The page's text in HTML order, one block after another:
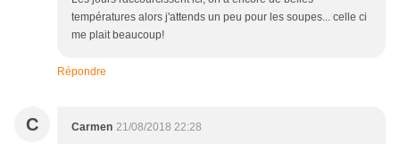
températures alors j'attends un peu pour les soupes... celle ci
me plait beaucoup!
Répondre
C Carmen 21/08/2018 22:28